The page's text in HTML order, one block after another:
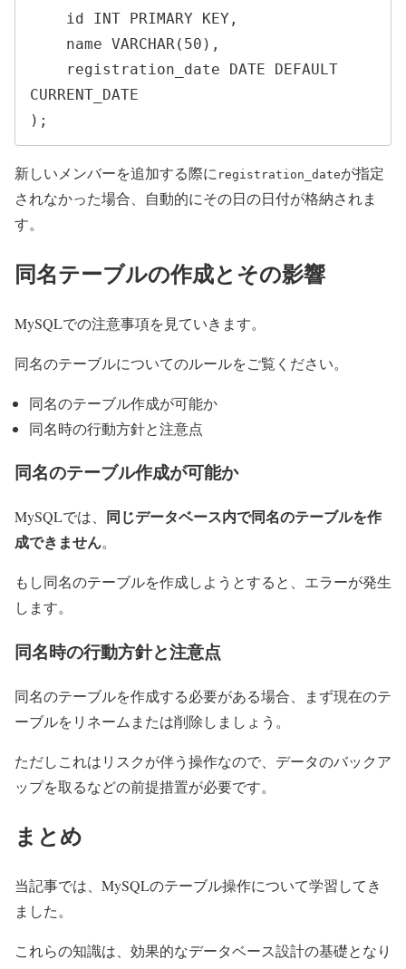
CURRENT_DATE
);
新しいメンバーを追加する際に registration_dateが指定
されなかった場合、自動的にその日の日付が格納されま
す。
同名テーブルの作成とその影響
MySQLでの注意事項を見ていきます。
同名のテーブルについてのルールをご覧ください。
同名のテーブル作成が可能か
同名時の行動方針と注意点
同名のテーブル作成が可能か
MySQLでは、 同じデータベース内で同名のテーブルを作
成できません。
もし同名のテーブルを作成しようとすると、エラーが発生
します。
同名時の行動方針と注意点
同名のテーブルを作成する必要がある場合、まず現在のテ
ーブルをリネームまたは削除しましょう。
ただしこれはリスクが伴う操作なので、データのバックア
ップを取るなどの前提措置が必要です。
まとめ
当記事では、MySQLのテーブル操作について学習してき
ました。
これらの知識は、効果的なデータベース設計の基礎となり